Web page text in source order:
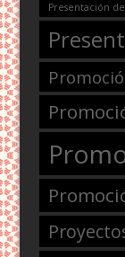
Presentación